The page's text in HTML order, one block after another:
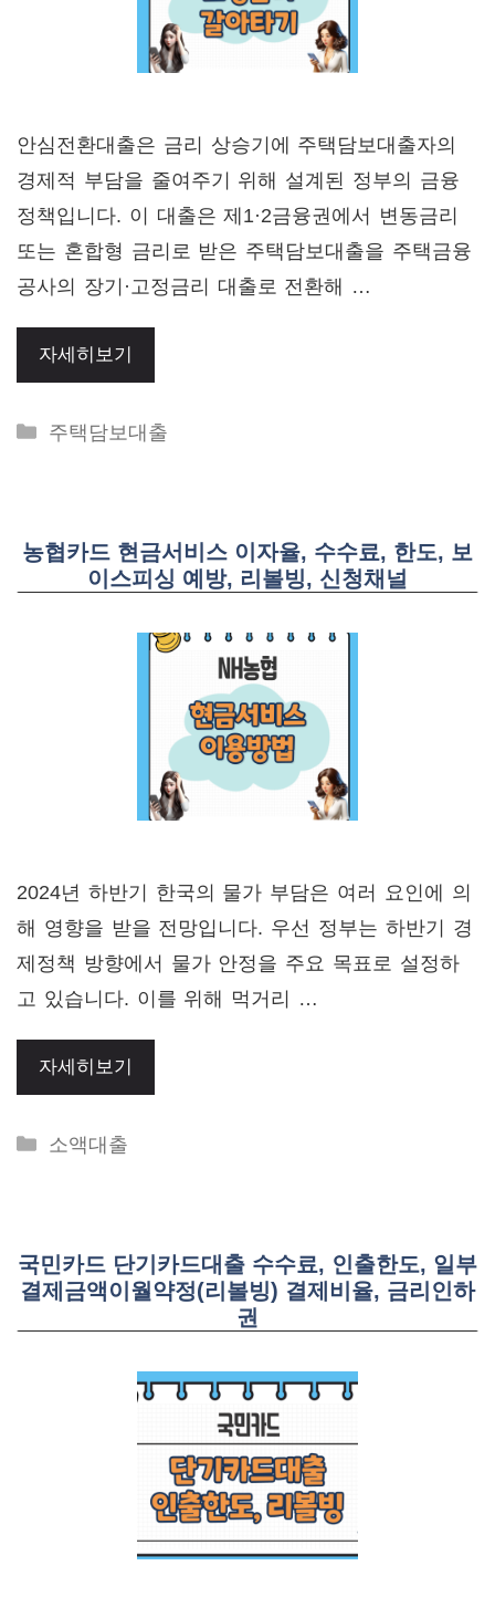
안심전환대출은 금리 상승기에 주택담보대출자의
경제적 부담을 줄여주기 위해 설계된 정부의 금융
정책입니다. 이 대출은 제1·2금융권에서 변동금리
또는 혼합형 금리로 받은 주택담보대출을 주택금융
공사의 장기·고정금리 대출로 전환해 …
자세히보기
Categories
주택담보대출
농협카드 현금서비스 이자율, 수수료, 한도, 보
이스피싱 예방, 리볼빙, 신청채널
2024년 하반기 한국의 물가 부담은 여러 요인에 의
해 영향을 받을 전망입니다. 우선 정부는 하반기 경
제정책 방향에서 물가 안정을 주요 목표로 설정하
고 있습니다. 이를 위해 먹거리 …
자세히보기
Categories
소액대출
국민카드 단기카드대출 수수료, 인출한도, 일부
결제금액이월약정(리볼빙) 결제비율, 금리인하
권